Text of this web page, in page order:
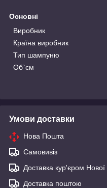
Основні
Виробник
Країна виробник
Тип шампуню
Об`єм
Умови доставки
Нова Пошта
Самовивіз
Доставка кур'єром
Доставка поштою